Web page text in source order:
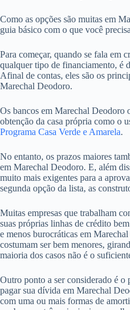
Como as opções são muitas em
guia básico com o que você
Para começar, quando se fala em
qualquer tipo de financiamento, é
Afinal de contas, eles são os
Marechal Deodoro.
Os bancos em Marechal Deodoro
obtenção da casa própria como o
Programa Casa Verde e Amarela.
No entanto, os prazos maiores
em Marechal Deodoro. E, além
muito mais exigentes para a
segunda opção da lista, as
Muitas empresas que trabalham
suas próprias linhas de crédito
e menos burocráticas em
costumam ser bem menores,
maioria dos casos não é o
Outro ponto a ser considerado é o
pagar sua dívida em Marechal
com uma ou mais formas de